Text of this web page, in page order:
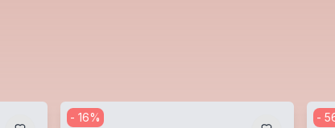
- 16% -